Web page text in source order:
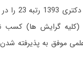
ایشان در
گرایش ها) کسب
موفق به پذیرفته شدن